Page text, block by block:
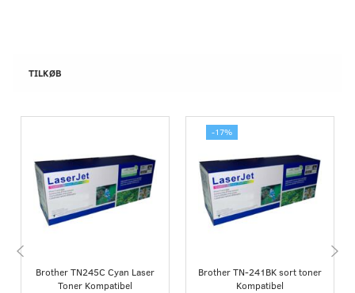
TILKØB
Brother TN245C Cyan Laser
Toner Kompatibel
-17%
Brother TN-241BK sort toner
Kompatibel